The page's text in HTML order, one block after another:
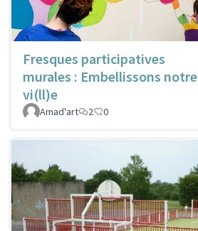
Fresques participatives
murales : Embellissons notre
vi(ll)e
Amad'art 2 0